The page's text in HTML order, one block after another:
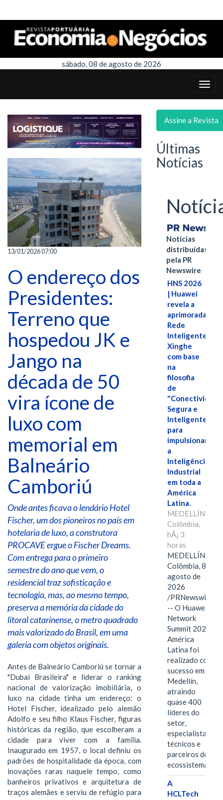
sábado, 08 de agosto de 2026
13/01/2026 07:00
O endereço dos
Presidentes:
Terreno que
hospedou JK e
Jango na
década de 50
vira ícone de
luxo com
memorial em
Balneário
Camboriú
Onde antes ficava o lendário Hotel
Fischer, um dos pioneiros no país em
hotelaria de luxo, a construtora
PROCAVE ergue o Fischer Dreams.
Com entrega para o primeiro
semestre do ano que vem, o
residencial traz sofisticação e
tecnologia, mas, ao mesmo tempo,
preserva a memória da cidade do
litoral catarinense, o metro quadrado
mais valorizado do Brasil, em uma
galeria com objetos originais.
Antes de Balneário Camboriú se tornar a
"Dubai Brasileira" e liderar o ranking
nacional de valorização imobiliária, o
luxo na cidade tinha um endereço: o
Hotel Fischer, idealizado pelo alemão
Adolfo e seu filho Klaus Fischer, figuras
históricas da região, que escolheram a
cidade para viver com a família.
Inaugurado em 1957, o local definiu os
padrões de hospitalidade da época, com
inovações raras naquele tempo, como
banheiros privativos e arquitetura de
traços alemães e serviu de refúgio para
Assine a Revista
Últimas
Notícias
Notícias
distribuídas
pela PR
Newswire
HNS 2026
| Huawei
revela a
aprimorada
Rede
Inteligente
Xinghe
com base
na
filosofia
de
"Conectividade
Segura e
Inteligente"
para
impulsionar
a
Inteligência
Industrial
em toda a
América
Latina.
MEDELLÍN,
Colômbia,
hÃ¡ 3
horas
MEDELLÍN,
Colômbia, 8 de
agosto de
2026
/PRNewswire/
-- O Huawei
Network
Summit 2026
América
Latina foi
realizado com
sucesso em
Medellín,
atraindo
quase 400
líderes do
setor,
especialistas
técnicos e
parceiros do
ecossistema.…
A
HCLTech